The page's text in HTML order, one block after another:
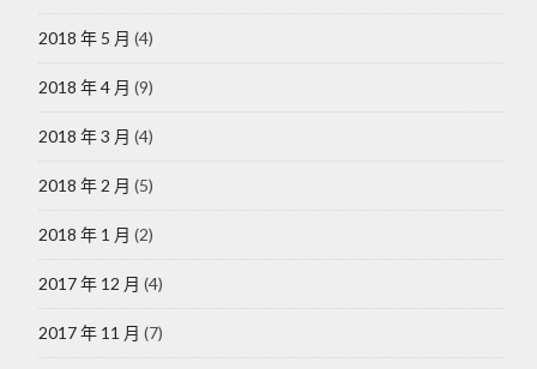
2018 年 5 月 (4)
2018 年 4 月 (9)
2018 年 3 月 (4)
2018 年 2 月 (5)
2018 年 1 月 (2)
2017 年 12 月 (4)
2017 年 11 月 (7)